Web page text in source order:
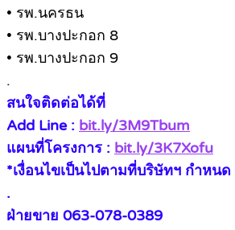
• รพ.นครธน
• รพ.บางปะกอก 8
• รพ.บางปะกอก 9
.
สนใจติดต่อได้ที่
Add Line : bit.ly/3M9Tbum
แผนที่โครงการ : bit.ly/3K7Xofu
*เงื่อนไขเป็นไปตามที่บริษัทฯ กำหนด
.
ฝ่ายขาย 063-078-0389